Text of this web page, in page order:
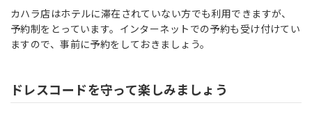
カハラ店はホテルに滞在されていない方でも利用できますが、
予約制をとっています。インターネットでの予約も受け付けてい
ますので、事前に予約をしておきましょう。
ドレスコードを守って楽しみましょう